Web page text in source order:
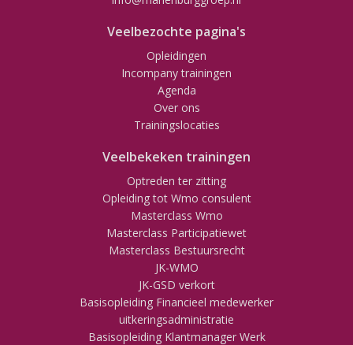
Veelbezochte pagina's
Opleidingen
Incompany trainingen
Agenda
Over ons
Trainingslocaties
Veelbekeken trainingen
Optreden ter zitting
Opleiding tot Wmo consulent
Masterclass Wmo
Masterclass Participatiewet
Masterclass Bestuursrecht
JK-WMO
JK-GSD verkort
Basisopleiding Financieel medewerker
uitkeringsadministratie
Basisopleiding Klantmanager Werk